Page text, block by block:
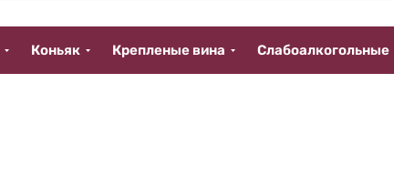
Коньяк Крепленые вина Слабоалкогольные